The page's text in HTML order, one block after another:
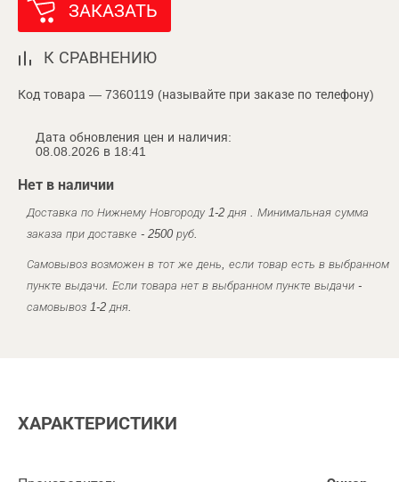
ЗАКАЗАТЬ
К СРАВНЕНИЮ
Код товара — 7360119 (называйте при заказе по телефону)
Дата обновления цен и наличия:
08.08.2026 в 18:41
Нет в наличии
Доставка по Нижнему Новгороду 1-2 дня . Минимальная сумма
заказа при доставке - 2500 руб.
Самовывоз возможен в тот же день, если товар есть в выбранном
пункте выдачи. Если товара нет в выбранном пункте выдачи -
самовывоз 1-2 дня.
ХАРАКТЕРИСТИКИ